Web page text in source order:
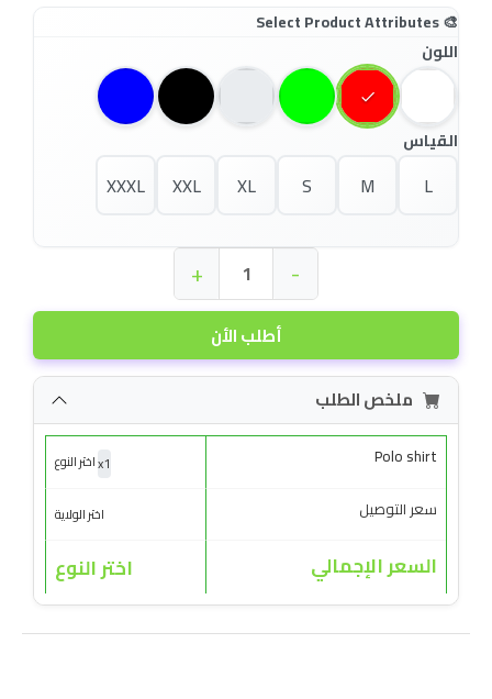
اللون
القياس
L
M
S
XL
XXL
XXXL
أطلب الأن
-
+
ملخص الطلب
Polo shirt
x1 اختر النوع
سعر التوصيل اختر الولاية
السعر الإجمالي اختر النوع